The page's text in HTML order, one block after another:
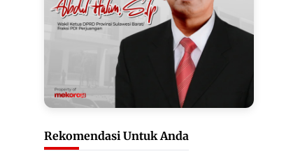
Rekomendasi Untuk Anda